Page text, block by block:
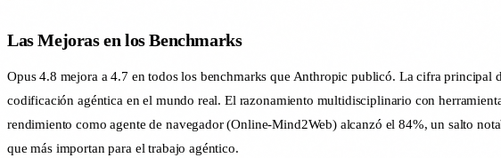
Las Mejoras en los Benchmarks
Opus 4.8 mejora a 4.7 en todos los benchmarks que Anthropic publicó. La cifra
codificación agéntica en el mundo real. El razonamiento multidisciplinario con
rendimiento como agente de navegador (Online-Mind2Web) alcanzó el 84%, un salto
que más importan para el trabajo agéntico.